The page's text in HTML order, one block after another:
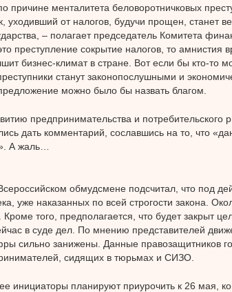
причине менталитета беловоротничковых
уходивший от налогов, будучи прощен, станет
– полагает председатель Комитета
преступление сокрытие налогов, то амнистия
бизнес-климат в стране. Вот если бы кто-то
станут законопослушными и
можно было бы назвать благом.
предпринимательства и потребительского
дать комментарий, сославшись на то, что
А жаль…
обмудсмене подсчитал, что под
уже наказанных по всей строгости закона.
Кроме того, предполагается, что будет закрыт
в суде дел. По мнению представителей
сильно занижены. Данные правозащитников
сидящих в тюрьмах и СИЗО.
инициаторы планируют приурочить к 26 мая,